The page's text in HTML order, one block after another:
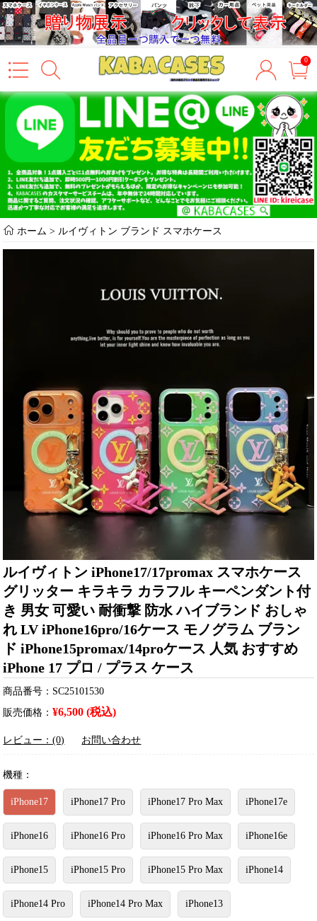
0
ホーム > ルイヴィトン ブランド スマホケース
ルイヴィトン iPhone17/17promax スマホケース
グリッター キラキラ カラフル キーペンダント付
き 男女 可愛い 耐衝撃 防水 ハイブランド おしゃ
れ LV iPhone16pro/16ケース モノグラム ブラン
ド iPhone15promax/14proケース 人気 おすすめ
iPhone 17 プロ / プラス ケース
商品番号：SC25101530
販売価格：¥6,500 (税込)
レビュー：(0) お問い合わせ
機種：
iPhone17 iPhone17 Pro iPhone17 Pro Max iPhone17e
iPhone16 iPhone16 Pro iPhone16 Pro Max iPhone16e
iPhone15 iPhone15 Pro iPhone15 Pro Max iPhone14
iPhone14 Pro iPhone14 Pro Max iPhone13